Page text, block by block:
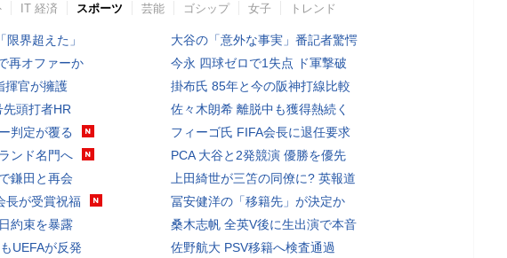
IT 経済 スポーツ 芸能 ゴシップ 女子 トレンド
界超えた」
再オファーか
揮官が擁護
頭打者HR
判定が覆る
ンド名門へ
鎌田と再会
長が受賞祝福
約束を暴露
UEFAが反発
大谷の「意外な事実」番記者驚愕
今永 四球ゼロで1失点 ド軍撃破
掛布氏 85年と今の阪神打線比較
佐々木朗希 離脱中も獲得熱続く
フィーゴ氏 FIFA会長に退任要求
PCA 大谷と2発競演 優勝を優先
上田綺世が三笘の同僚に? 英報道
冨安健洋の「移籍先」が決定か
桑木志帆 全英V後に生出演で本音
佐野航大 PSV移籍へ検査通過